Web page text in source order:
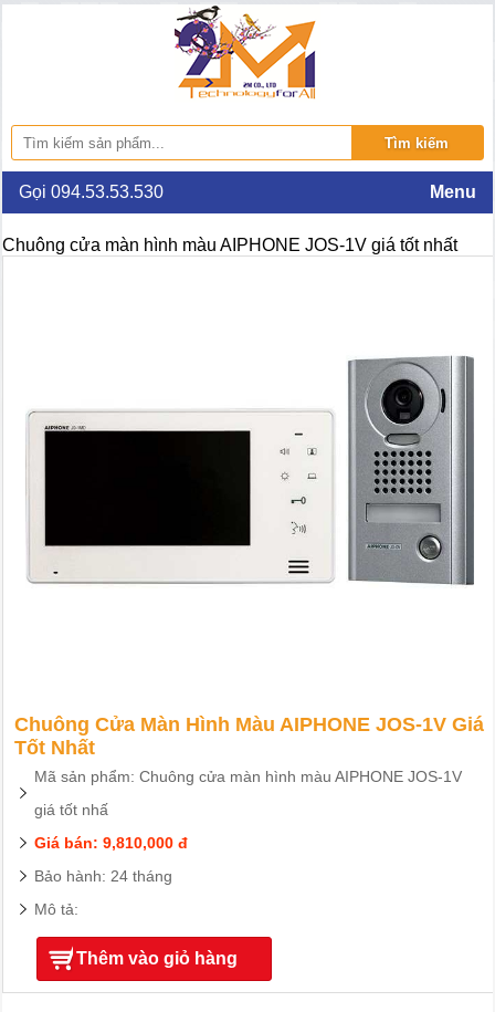
Gọi 094.53.53.530 Menu
Chuông cửa màn hình màu AIPHONE JOS-1V giá tốt nhất
Chuông Cửa Màn Hình Màu AIPHONE JOS-1V Giá
Tốt Nhất
Mã sản phẩm: Chuông cửa màn hình màu AIPHONE JOS-1V
giá tốt nhấ
Giá bán: 9,810,000 đ
Bảo hành: 24 tháng
Mô tả:
Thêm vào giỏ hàng